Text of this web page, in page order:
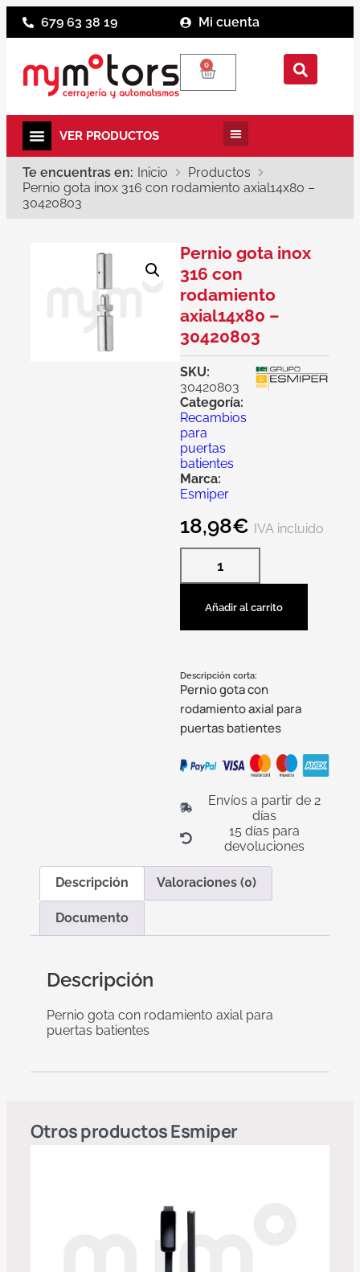
679 63 38 19 Mi cuenta
0
Te encuentras en: Inicio
Productos
Pernio gota inox 316 con rodamiento axial14x80 –
30420803
Pernio gota inox
316 con
rodamiento
axial14x80 –
30420803
SKU:
30420803
Categoría:
Recambios
para
puertas
batientes
Marca:
Esmiper
18,98€ IVA incluido
Añadir al carrito
Descripción corta:
Pernio gota con
rodamiento axial para
puertas batientes
Envíos a partir de 2
días
15 días para
devoluciones
Descripción Valoraciones (0)
Documento
Descripción
Pernio gota con rodamiento axial para
puertas batientes
Otros productosEsmiper